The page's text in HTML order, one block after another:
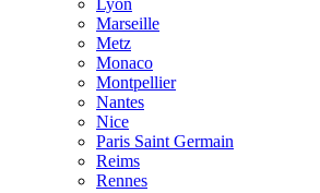
Lyon
Marseille
Metz
Monaco
Montpellier
Nantes
Nice
Paris Saint Germain
Reims
Rennes